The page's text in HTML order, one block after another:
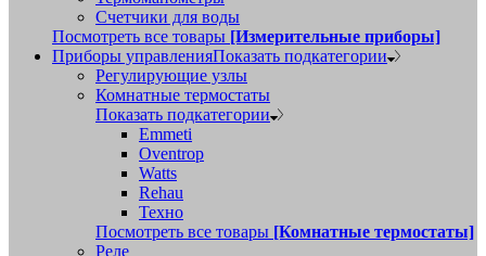
Счетчики для воды
Посмотреть все товары [Измерительные приборы]
Приборы управленияПоказать подкатегории
Регулирующие узлы
Комнатные термостаты
Показать подкатегории
Emmeti
Oventrop
Watts
Rehau
Техно
Посмотреть все товары [Комнатные термостаты]
Реле